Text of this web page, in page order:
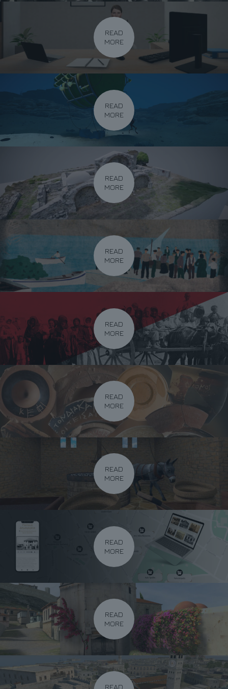
READ
MORE
READ
MORE
READ
MORE
READ
MORE
READ
MORE
READ
MORE
READ
MORE
READ
MORE
READ
MORE
READ